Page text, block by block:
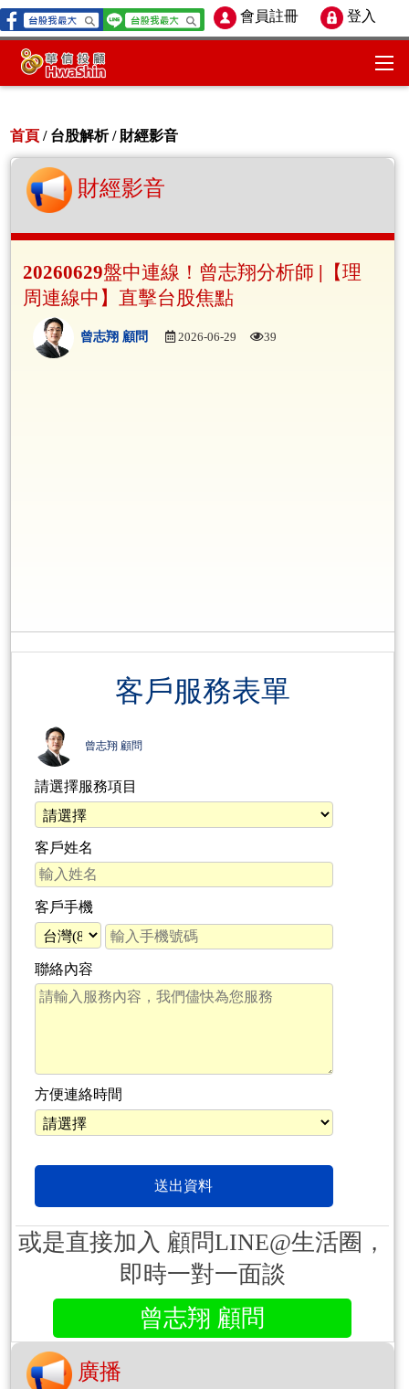
會員註冊 登入
首頁 / 台股解析 / 財經影音
財經影音
20260629盤中連線！曾志翔分析師 |【理
周連線中】直擊台股焦點
曾志翔 顧問 2026-06-29 39
客戶服務表單
曾志翔 顧問
請選擇服務項目
客戶姓名
客戶手機
聯絡內容
方便連絡時間
或是直接加入 顧問LINE@生活圈，
即時一對一面談
曾志翔 顧問
廣播